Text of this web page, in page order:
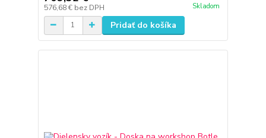
576,68 € bez DPH Skladom
Pridať do košíka